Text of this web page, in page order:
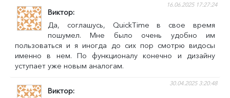
Виктор
16.06.2025 17:27:24
Да, соглашусь, QuickTime в свое время
пошумел. Мне было очень удобно им
пользоваться и я иногда до сих пор смотрю видосы
именно в нем. По функционалу конечно и дизайну
уступает уже новым аналогам.
Виктор
30.04.2025 3:20:48